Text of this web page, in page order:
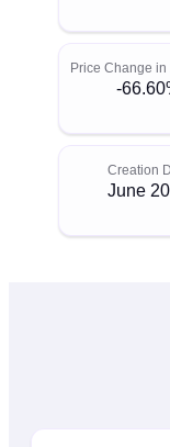
Price Change
-
Creation
June